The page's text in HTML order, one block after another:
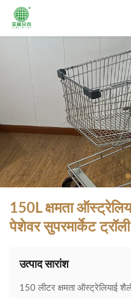
150L क्षमता
पेशेवर सुपरमार्केट ट्रॉली
उत्पाद सारांश
150 लीटर क्षमता ऑस्ट्रेलियाई